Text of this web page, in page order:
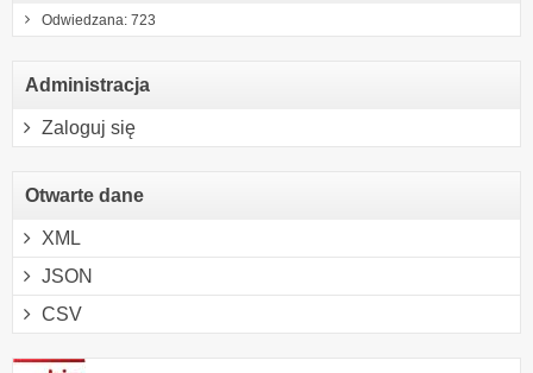
Odwiedzana: 723
Administracja
Zaloguj się
Otwarte dane
XML
JSON
CSV